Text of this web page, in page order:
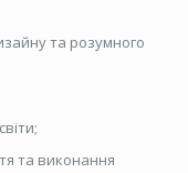
та розумного
та виконання